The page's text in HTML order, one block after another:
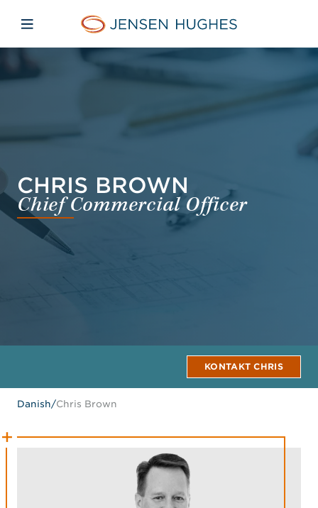
Jensen Hughes Danish
Åbn mobilnavigation
CHRIS BROWN
Chief Commercial Officer
KONTAKT CHRIS
Danish/Chris Brown